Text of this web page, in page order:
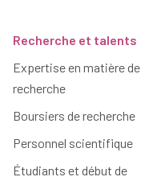
Recherche et talents
Expertise en matière de
recherche
Boursiers de recherche
Personnel scientifique
Étudiants et début de